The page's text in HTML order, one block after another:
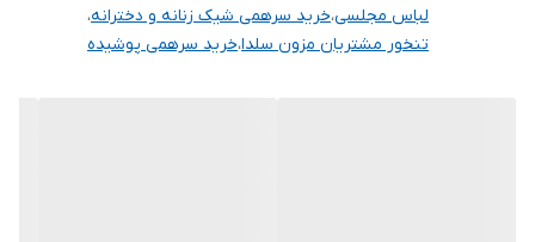
لباس مجلسی،خرید سرهمی شیک زنانه و دخترانه،
تنخور مشتریان مزون سلدا،خرید سرهمی پوشیده